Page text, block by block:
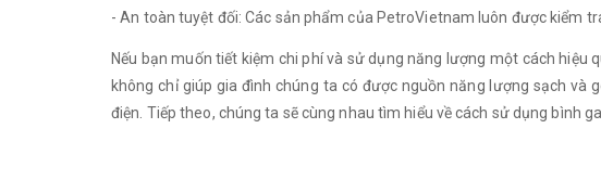
- An toàn tuyệt đối: Các sản phẩm của PetroVietnam luôn được kiểm
Nếu bạn muốn tiết kiệm chi phí và sử dụng năng lượng một cách hiệu
không chỉ giúp gia đình chúng ta có được nguồn năng lượng sạch
điện. Tiếp theo, chúng ta sẽ cùng nhau tìm hiểu về cách sử dụng bình